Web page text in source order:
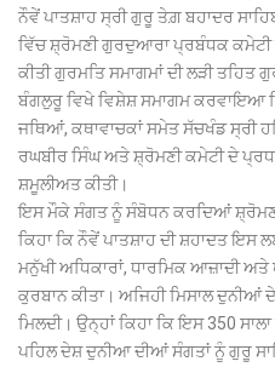
ਨੌਵੇਂ ਪਾਤਸ਼ਾਹ ਸ੍ਰੀ ਗੁਰੂ ਤੇਗ਼ ਬਹਾਦਰ
ਵਿੱਚ ਸ਼੍ਰੋਮਣੀ ਗੁਰਦੁਆਰਾ ਪ੍ਰਬੰਧਕ
ਕੀਤੀ ਗੁਰਮਤਿ ਸਮਾਗਮਾਂ ਦੀ ਲੜੀ
ਬੰਗਲੁਰੂ ਵਿਖੇ ਵਿਸ਼ੇਸ਼ ਸਮਾਗਮ ਕਰਵਾਇਆ
ਜਥਿਆਂ, ਕਥਾਵਾਚਕਾਂ ਸਮੇਤ ਸੱਚਖੰਡ ਸ੍ਰੀ
ਰਘਬੀਰ ਸਿੰਘ ਅਤੇ ਸ਼੍ਰੋਮਣੀ ਕਮੇਟੀ ਦੇ
ਸ਼ਮੂਲੀਅਤ ਕੀਤੀ।
ਇਸ ਮੌਕੇ ਸੰਗਤ ਨੂੰ ਸੰਬੋਧਨ ਕਰਦਿਆਂ
ਕਿਹਾ ਕਿ ਨੌਵੇਂ ਪਾਤਸ਼ਾਹ ਦੀ ਸ਼ਹਾਦਤ ਇਸ
ਮਨੁੱਖੀ ਅਧਿਕਾਰਾਂ, ਧਾਰਮਿਕ ਆਜ਼ਾਦੀ
ਕੁਰਬਾਨ ਕੀਤਾ। ਅਜਿਹੀ ਮਿਸਾਲ
ਮਿਲਦੀ। ਉਨ੍ਹਾਂ ਕਿਹਾ ਕਿ ਇਸ 350
ਪਹਿਲ ਦੇਸ਼ ਦੁਨੀਆ ਦੀਆਂ ਸੰਗਤਾਂ ਨੂੰ ਗੁਰੂ